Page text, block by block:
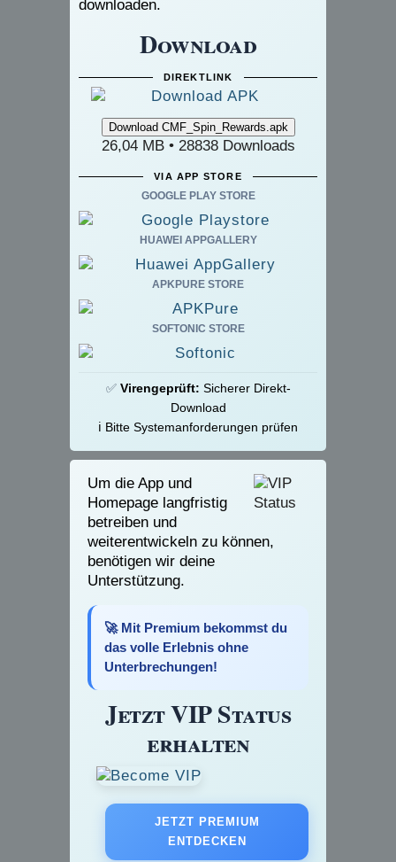
downloaden.
Download
DIREKTLINK
26,04 MB • 28838 Downloads
VIA APP STORE
GOOGLE PLAY STORE
HUAWEI APPGALLERY
APKPURE STORE
SOFTONIC STORE
✅ Virengeprüft: Sicherer Direkt-
Download
ℹ️ Bitte Systemanforderungen prüfen
Um die App und
Homepage langfristig
betreiben und
weiterentwickeln zu können,
benötigen wir deine
Unterstützung.
🚀 Mit Premium bekommst du
das volle Erlebnis ohne
Unterbrechungen!
Jetzt VIP Status
erhalten
JETZT PREMIUM
ENTDECKEN